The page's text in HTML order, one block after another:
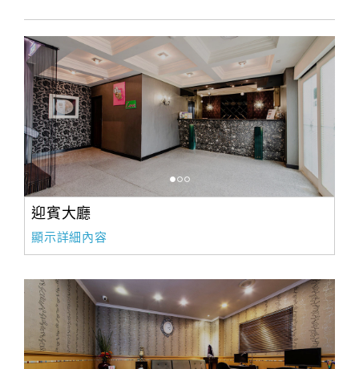
合
作
提
案
飯
店
合
作
廠
合
迎賓大廳
顯示詳細內容